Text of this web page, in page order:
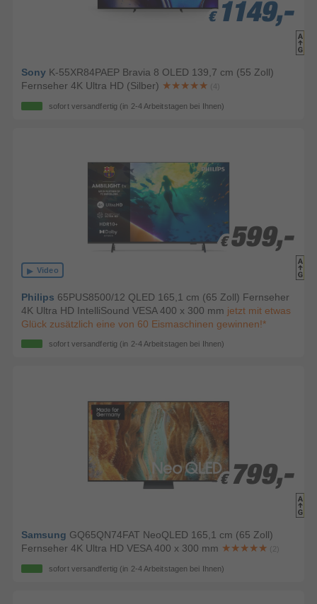
€ 1149,-
€ 1149,-
€ 1149,-
Sony K-55XR84PAEP Bravia 8 OLED 139,7 cm (55 Zoll)
Fernseher 4K Ultra HD (Silber)
(4)
sofort versandfertig (in 2-4 Arbeitstagen bei Ihnen)
Video
€ 599,-
€ 599,-
Philips 65PUS8500/12 QLED 165,1 cm (65 Zoll) Fernseher
4K Ultra HD IntelliSound VESA 400 x 300 mm jetzt mit etwas
Glück zusätzlich eine von 60 Eismaschinen gewinnen!*
sofort versandfertig (in 2-4 Arbeitstagen bei Ihnen)
€ 799,-
€ 799,-
Samsung GQ65QN74FAT NeoQLED 165,1 cm (65 Zoll)
Fernseher 4K Ultra HD VESA 400 x 300 mm
(2)
sofort versandfertig (in 2-4 Arbeitstagen bei Ihnen)